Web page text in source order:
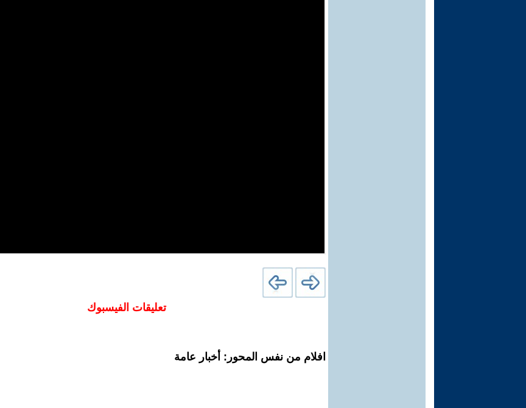
تعليقات الفيسبوك
افلام من نفس المحور: أخبار عامة